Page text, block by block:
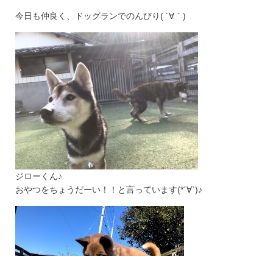
今日も仲良く、ドッグランでのんびり( ´∀｀)
ジローくん♪
おやつをちょうだーい！！と言っています(*´∀`)♪